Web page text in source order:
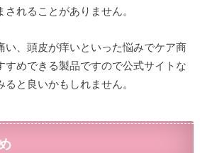
れることがありません。
い、頭皮が痒いといった悩みでケア商
すめできる製品ですので公式サイトな
と良いかもしれません。